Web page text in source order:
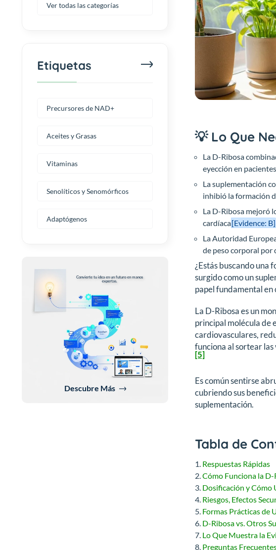
💡 Lo Que
La D-Ribosa
eyección en
La suplementación
inhibió la formación
La D-Ribosa mejoró
cardíaca[Evidence: B]
La Autoridad
de peso corporal por
¿Estás buscando una
surgido como un
papel fundamental en
La D-Ribosa es un
principal molécula de
cardiovasculares,
funciona al sortear
[5]
Es común sentirse
cubriendo sus
suplementación.
Tabla de
Respuestas Rápidas
Cómo Funciona la D-
Dosificación y Cómo
Riesgos, Efectos
Formas Prácticas de
D-Ribosa vs. Otros
Lo Que Muestra la
Preguntas
Ver todas las categorías
Etiquetas
Precursores de NAD+
Aceites y Grasas
Vitaminas
Senolíticos y Senomórficos
Adaptógenos
Convierte tu idea en un futuro en manos
expertas.
Descubre Más